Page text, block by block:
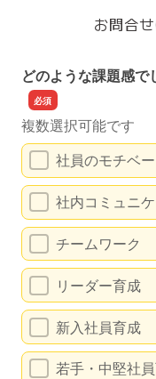
お問合